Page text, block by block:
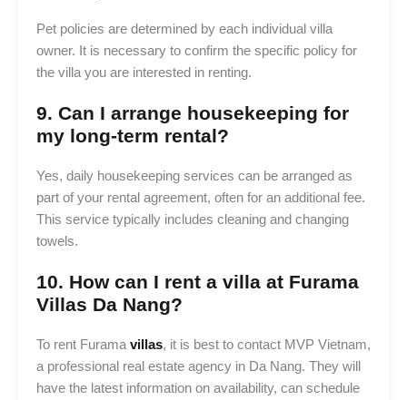
Pet policies are determined by each individual villa
owner. It is necessary to confirm the specific policy for
the villa you are interested in renting.
9. Can I arrange housekeeping for
my long-term rental?
Yes, daily housekeeping services can be arranged as
part of your rental agreement, often for an additional fee.
This service typically includes cleaning and changing
towels.
10. How can I rent a villa at Furama
Villas Da Nang?
To rent Furama villas, it is best to contact MVP Vietnam,
a professional real estate agency in Da Nang. They will
have the latest information on availability, can schedule